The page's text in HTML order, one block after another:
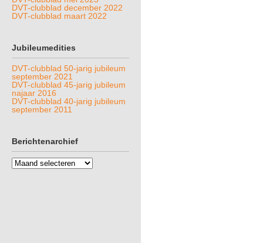
DVT-clubblad december 2022
DVT-clubblad maart 2022
Jubileumedities
DVT-clubblad 50-jarig jubileum
september 2021
DVT-clubblad 45-jarig jubileum
najaar 2016
DVT-clubblad 40-jarig jubileum
september 2011
Berichtenarchief
Berichtenarchief